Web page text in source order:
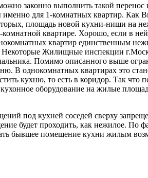
законно выполнить такой перенос
именно для 1-комнатных квартир. Как
площадь новой кухни-ниши на
комнатной квартире. Хорошо, если в
квартир единственным
Некоторые Жилищные инспекции
Помимо описанного выше
В однокомнатных квартирах это
кухню, то есть в коридор. Так что
оборудование на жилые
под кухней соседей сверху
будет проходить, как нежилое. По
бывшее помещение кухни жилым